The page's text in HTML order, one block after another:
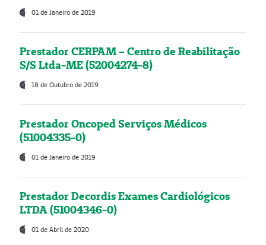
01 de Janeiro de 2019
Prestador CERPAM – Centro de Reabilitação
S/S Ltda-ME (52004274-8)
18 de Outubro de 2019
Prestador Oncoped Serviços Médicos
(51004335-0)
01 de Janeiro de 2019
Prestador Decordis Exames Cardiológicos
LTDA (51004346-0)
01 de Abril de 2020